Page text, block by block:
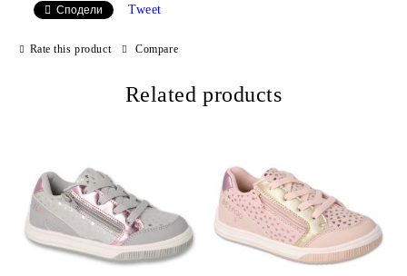
We will contact you to finalize the order
Сподели Tweet
Rate this product Compare
Related products